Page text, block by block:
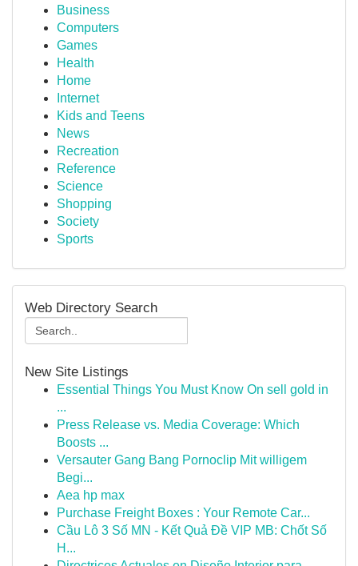
Business
Computers
Games
Health
Home
Internet
Kids and Teens
News
Recreation
Reference
Science
Shopping
Society
Sports
Web Directory Search
New Site Listings
Essential Things You Must Know On sell gold in
...
Press Release vs. Media Coverage: Which
Boosts ...
Versauter Gang Bang Pornoclip Mit willigem
Begi...
Aea hp max
Purchase Freight Boxes : Your Remote Car...
Cầu Lô 3 Số MN - Kết Quả Đề VIP MB: Chốt Số
H...